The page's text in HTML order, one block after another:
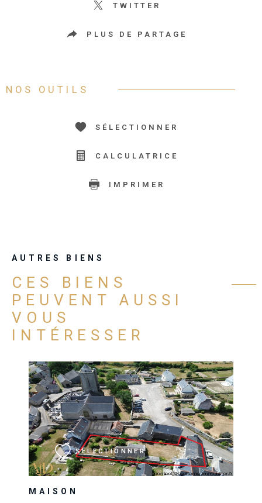
TWITTER
PLUS DE PARTAGE
NOS OUTILS
SÉLECTIONNER
CALCULATRICE
IMPRIMER
AUTRES BIENS
CES BIENS
PEUVENT AUSSI
VOUS
INTÉRESSER
MAISON
SÉLECTIONNER
VOIR LE BIEN